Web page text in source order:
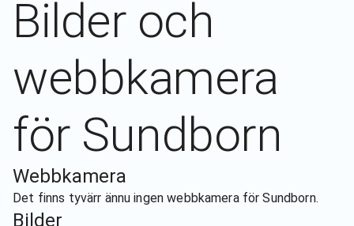
Bilder och
webbkamera
för Sundborn
Webbkamera
Det finns tyvärr ännu ingen webbkamera förSundborn.
Bilder